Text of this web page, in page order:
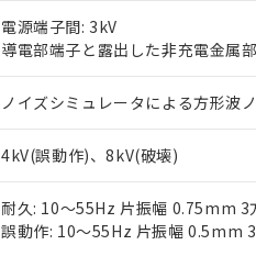
電源端子間: 3kV
導電部端子と露出した非充電金属
ノイズシミュレータによる方形
4kV(誤動作)、8kV(破壊)
耐久: 10～55Hz 片振幅 0.75mm 3
誤動作: 10～55Hz 片振幅 0.5mm
が、当社の製品
さい。
※当社の共同利
いる法人を指し
※3 非含有証明書ダ
下記の非含有証明書
EU RoHS指令（10物
51物質の非含有証明
また、RoHS指令の
混在することから備
既に当社にて対応品
味します。
「－」：未確認です
空
白